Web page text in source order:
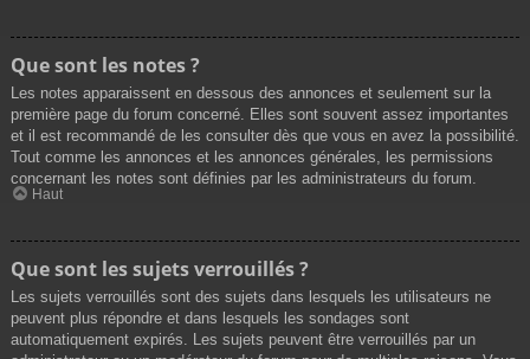
Que sont les notes ?
Les notes apparaissent en dessous des annonces et seulement sur la
première page du forum concerné. Elles sont souvent assez importantes
et il est recommandé de les consulter dès que vous en avez la possibilité.
Tout comme les annonces et les annonces générales, les permissions
concernant les notes sont définies par les administrateurs du forum.
Haut
Que sont les sujets verrouillés ?
Les sujets verrouillés sont des sujets dans lesquels les utilisateurs ne
peuvent plus répondre et dans lesquels les sondages sont
automatiquement expirés. Les sujets peuvent être verrouillés par un